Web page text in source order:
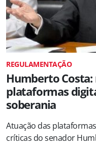
REGULAMENTAÇÃO
Humberto
plataformas
soberania
Atuação das
críticas do senador